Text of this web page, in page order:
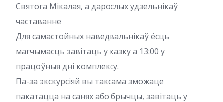
Святога Мікалая, а дарослых удзельнікаў
частаванне
Для самастойных наведвальнікаў ёсць
магчымасць завітаць у казку а 13:00 у
працоўныя дні комплексу.
Па-за экскурсіяй вы таксама зможаце
пакатацца на санях або брычцы, завітаць у